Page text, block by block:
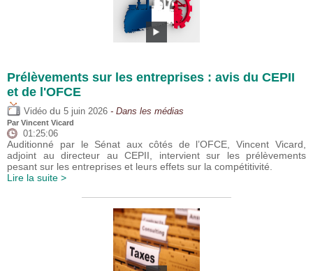
Prélèvements sur les entreprises : avis du CEPII
et de l'OFCE
Vidéo du 5 juin 2026 - Dans les médias
Par Vincent Vicard
01:25:06
Auditionné par le Sénat aux côtés de l’OFCE, Vincent Vicard,
adjoint au directeur au CEPII, intervient sur les prélèvements
pesant sur les entreprises et leurs effets sur la compétitivité.
Lire la suite >